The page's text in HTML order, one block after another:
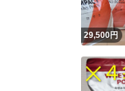
29,500円